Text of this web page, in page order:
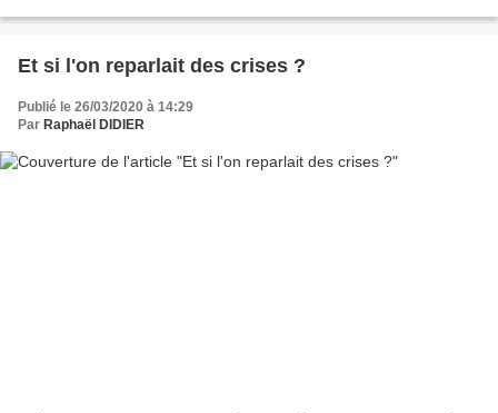
Et si l'on reparlait des crises ?
Publié le 26/03/2020 à 14:29
Par Raphaël DIDIER